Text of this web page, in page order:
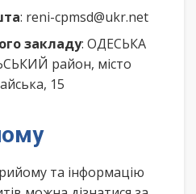
: reni-cpmsd@ukr.net
закладу: ОДЕСЬКА
район, місто
15
та інформацію